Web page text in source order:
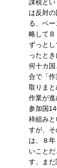
課税と
は反対
る、ベ
略して
ずっと
ったと
何十カ
合で「
取りま
作業が
参加国
枠組み
すが、
は、８
いこと
す。ま